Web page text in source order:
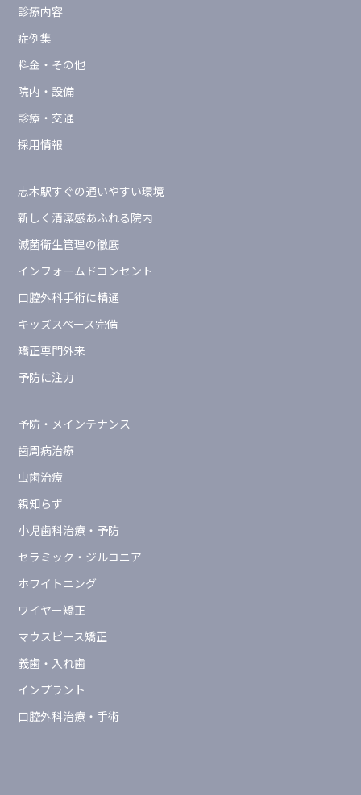
診療内容
症例集
料金・その他
院内・設備
診療・交通
採用情報
志木駅すぐの通いやすい環境
新しく清潔感あふれる院内
滅菌衛生管理の徹底
インフォームドコンセント
口腔外科手術に精通
キッズスペース完備
矯正専門外来
予防に注力
予防・メインテナンス
歯周病治療
虫歯治療
親知らず
小児歯科治療・予防
セラミック・ジルコニア
ホワイトニング
ワイヤー矯正
マウスピース矯正
義歯・入れ歯
インプラント
口腔外科治療・手術